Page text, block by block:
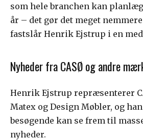
som hele branchen kan
år – det gør det meget
fastslår Henrik Ejstrup i en
Nyheder fra CASØ og andre
Henrik Ejstrup repræsenterer
Matex og Design Møbler, og
besøgende kan se frem til
nyheder.